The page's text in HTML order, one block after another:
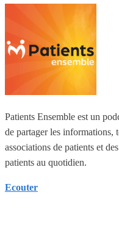
Patients Ensemble est un
de partager les informations,
associations de patients et
patients au quotidien.
Ecouter